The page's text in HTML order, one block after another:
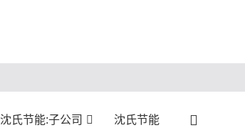
沈氏节能:子公司 沈氏节能